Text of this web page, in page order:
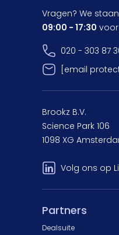
Vragen? We
09:00 - 17:30
020 - 303 87
[email
Brookz B.V.
Science Park 106
1098 XG
Volg ons op
Partners
Dealsuite